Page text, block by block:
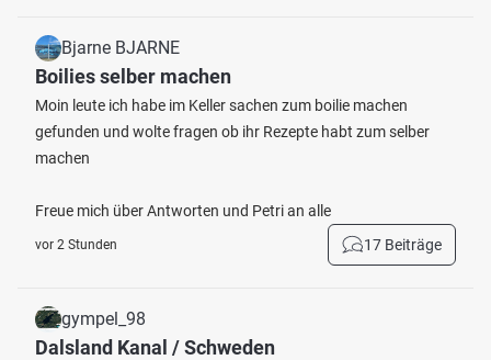
Bjarne BJARNE
Boilies selber machen
Moin leute ich habe im Keller sachen zum boilie machen
gefunden und wolte fragen ob ihr Rezepte habt zum selber
machen
Freue mich über Antworten und Petri an alle
vor 2 Stunden 17 Beiträge
gympel_98
Dalsland Kanal / Schweden